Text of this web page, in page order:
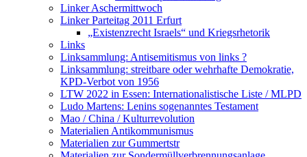
Linker Aschermittwoch
Linker Parteitag 2011 Erfurt
„Existenzrecht Israels“ und Kriegsrhetorik
Links
Linksammlung: Antisemitismus von links ?
Linksammlung: streitbare oder wehrhafte Demokratie,
KPD-Verbot von 1956
LTW 2022 in Essen: Internationalistische Liste / MLPD
Ludo Martens: Lenins sogenanntes Testament
Mao / China / Kulturrevolution
Materialien Antikommunismus
Materialien zur Gummertstr